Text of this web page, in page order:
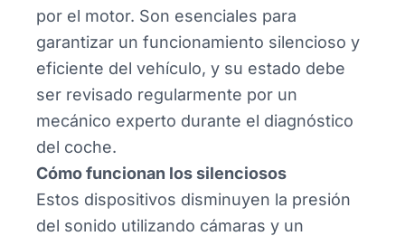
por el motor. Son esenciales para
garantizar un funcionamiento silencioso y
eficiente del vehículo, y su estado debe
ser revisado regularmente por un
mecánico experto durante el diagnóstico
del coche.
Cómo funcionan los silenciosos
Estos dispositivos disminuyen la presión
del sonido utilizando cámaras y un